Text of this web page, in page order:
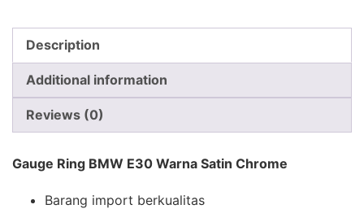
Description
Additional information
Reviews (0)
Gauge Ring BMW E30 Warna Satin Chrome
Barang import berkualitas